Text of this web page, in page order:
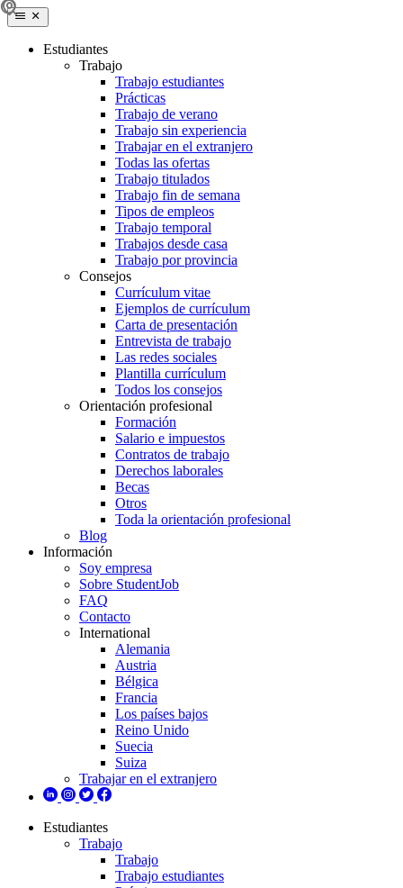
Estudiantes
Trabajo
Trabajo estudiantes
Prácticas
Trabajo de verano
Trabajo sin experiencia
Trabajar en el extranjero
Todas las ofertas
Trabajo titulados
Trabajo fin de semana
Tipos de empleos
Trabajo temporal
Trabajos desde casa
Trabajo por provincia
Consejos
Currículum vitae
Ejemplos de currículum
Carta de presentación
Entrevista de trabajo
Las redes sociales
Plantilla currículum
Todos los consejos
Orientación profesional
Formación
Salario e impuestos
Contratos de trabajo
Derechos laborales
Becas
Otros
Toda la orientación profesional
Blog
Información
Soy empresa
Sobre StudentJob
FAQ
Contacto
International
Alemania
Austria
Bélgica
Francia
Los países bajos
Reino Unido
Suecia
Suiza
Trabajar en el extranjero
Estudiantes
Trabajo
Trabajo
Trabajo estudiantes